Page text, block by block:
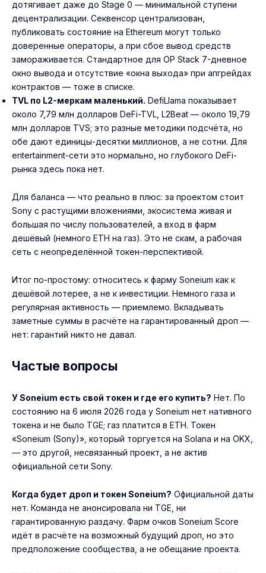
дотягивает даже до Stage 0 — минимальной ступени
децентрализации. Секвенсор централизован,
публиковать состояние на Ethereum могут только
доверенные операторы, а при сбое вывод средств
замораживается. Стандартное для OP Stack 7-дневное
окно вывода и отсутствие «окна выхода» при апгрейдах
контрактов — тоже в списке.
TVL по L2-меркам маленький. DefiLlama показывает
около 7,79 млн долларов DeFi-TVL, L2Beat — около 19,79
млн долларов TVS; это разные методики подсчёта, но
обе дают единицы-десятки миллионов, а не сотни. Для
entertainment-сети это нормально, но глубокого DeFi-
рынка здесь пока нет.
Для баланса — что реально в плюс: за проектом стоит
Sony с растущими вложениями, экосистема живая и
большая по числу пользователей, а вход в фарм
дешёвый (немного ETH на газ). Это не скам, а рабочая
сеть с неопределённой токен-перспективой.
Итог по-простому: относитесь к фарму Soneium как к
дешёвой лотерее, а не к инвестиции. Немного газа и
регулярная активность — приемлемо. Вкладывать
заметные суммы в расчёте на гарантированный дроп —
нет: гарантий никто не давал.
Частые вопросы
У Soneium есть свой токен и где его купить? Нет. По
состоянию на 6 июля 2026 года у Soneium нет нативного
токена и не было TGE; газ платится в ETH. Токен
«Soneium (Sony)», который торгуется на Solana и на OKX,
— это другой, несвязанный проект, а не актив
официальной сети Sony.
Когда будет дроп и токен Soneium? Официальной даты
нет. Команда не анонсировала ни TGE, ни
гарантированную раздачу. Фарм очков Soneium Score
идёт в расчёте на возможный будущий дроп, но это
предположение сообщества, а не обещание проекта.